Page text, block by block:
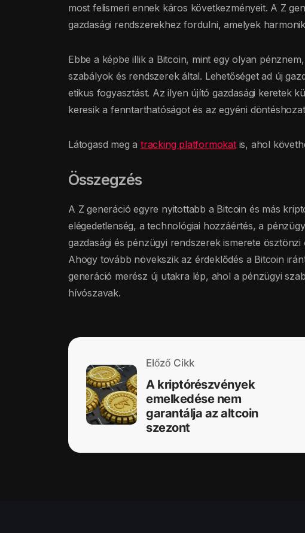
most felismeri ennek káros következményeit. A Z
gazdasági rendszerekhez fordulni, amelyek
Ebbe a képbe illik a Bitcoin, mint egy olyan
szabályok és rendszerek által. Lehetőséget ad új
etikus fogyasztást. Az ilyen újító gazdasági keretek
keresik a fenntarthatóságot és az egyéni
Látogasd meg a tracking platformokatis, ahol
Összegzés
A Z generáció egyre nyitottabb a Bitcoin és más
elégedetlenség, a technológiai hozzáértés, a
gazdasági és pénzügyi rendszerek ismerete
Ahogy tovább növekszik az érdeklődés a Bitcoin
generáció merész új utakra lép, ahol a pénzügyi
hívószavak.
Előző Cikk
A kriptórészvények
emelkedése nem
garantálja az altcoin
szezont